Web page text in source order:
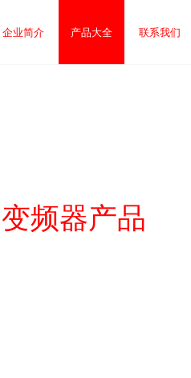
企业简介 产品大全 联系我们
频器产品